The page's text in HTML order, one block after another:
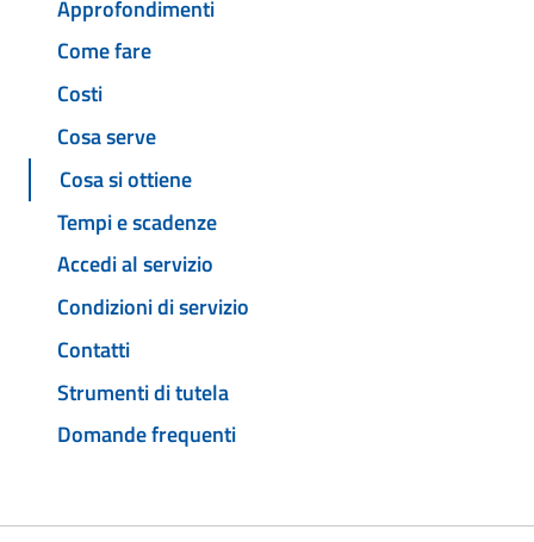
Approfondimenti
Come fare
Costi
Cosa serve
Cosa si ottiene
Tempi e scadenze
Accedi al servizio
Condizioni di servizio
Contatti
Strumenti di tutela
Domande frequenti